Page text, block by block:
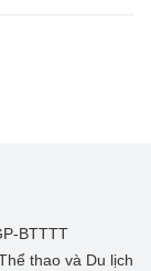
BTTTT
thao và Du lịch